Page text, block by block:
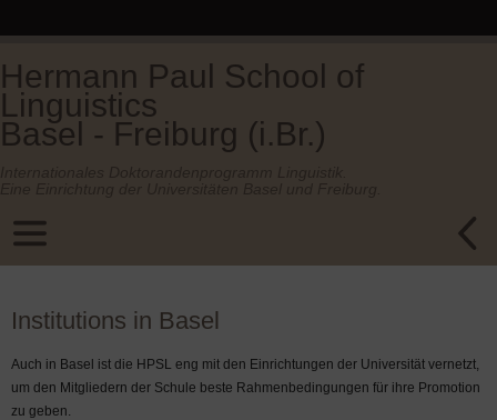
Hermann Paul School of
Linguistics
Basel - Freiburg (i.Br.)
Institutions in Basel
Auch in Basel ist die HPSL eng mit den Einrichtungen der Universität vernetzt,
um den Mitgliedern der Schule beste Rahmenbedingungen für ihre Promotion
zu geben.